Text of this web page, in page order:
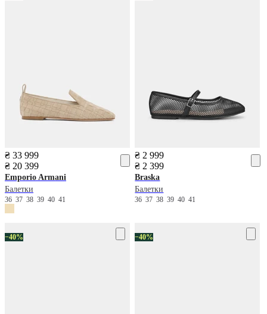
₴ 33 999
₴ 20 399
Emporio Armani
Балетки
36 37 38 39 40 41
₴ 2 999
₴ 2 399
Braska
Балетки
363738394041
−40% −40%